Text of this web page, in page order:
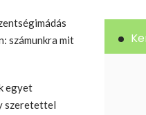
számunkra mit
egyet
szeretettel